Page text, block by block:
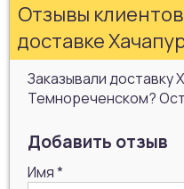
Отзывы
доставке
Заказывали доставку
Темнореченском?
Добавить отзыв
Имя*